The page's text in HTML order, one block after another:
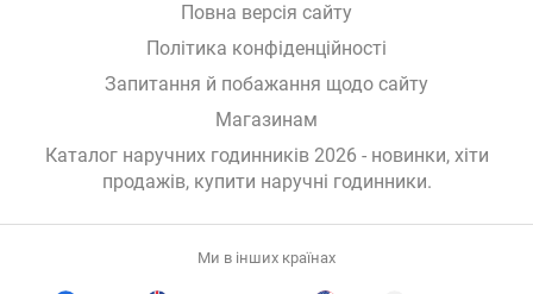
Повна версія сайту
Політика конфіденційності
Запитання й побажання щодо сайту
Магазинам
Каталог наручних годинників 2026 - новинки, хіти
продажів, купити наручні годинники.
Ми в інших країнах